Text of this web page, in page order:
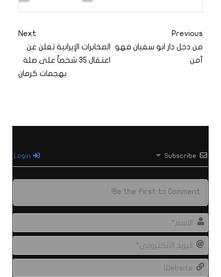
Previous
من دخل دار ابو سفيان فهو
آمن
Next
المخابرات الإيرانية تعلن عن
اعتقال 35 شخصاً على صلة
بهجمات كرمان
Subscribe